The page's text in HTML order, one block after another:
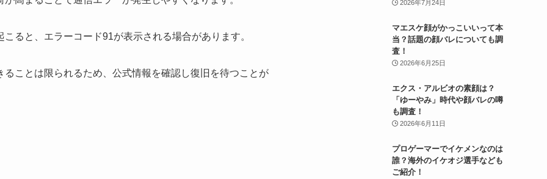
ると、エラーコード91が表示される場合があります。
ことは限られるため、公式情報を確認し復旧を待つことが
2026年7月24日
マエスケ顔がかっこいいって本
当？話題の顔バレについても調
査！
2026年6月25日
エクス・アルビオの素顔は？
「ゆーやみ」時代や顔バレの噂
も調査！
2026年6月11日
プロゲーマーでイケメンなのは
誰？海外のイケオジ選手なども
ご紹介！